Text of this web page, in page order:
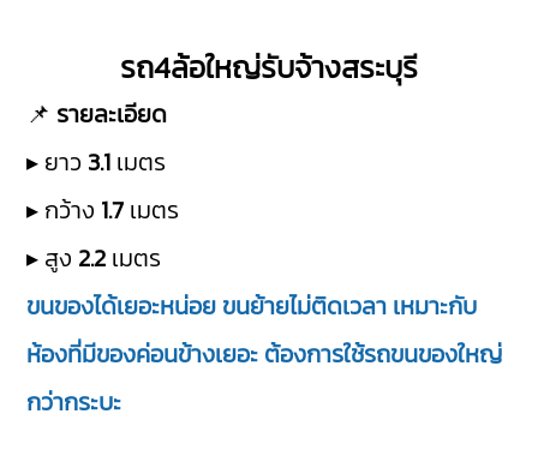
รถ4ล้อใหญ่รับจ้างสระบุรี
📌 รายละเอียด
▸ ยาว 3.1 เมตร
▸ กว้าง 1.7 เมตร
▸ สูง 2.2 เมตร
ขนของได้เยอะหน่อย ขนย้ายไม่ติดเวลา เหมาะกับ
ห้องที่มีของค่อนข้างเยอะ ต้องการใช้รถขนของใหญ่
กว่ากระบะ